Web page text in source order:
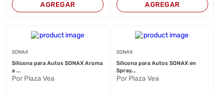
AGREGAR AGREGAR
SONAX
Silicona para Autos SONAX Aroma
a ...
Por Plaza Vea
SONAX
Silicona para Autos SONAX en
Spray...
Por Plaza Vea